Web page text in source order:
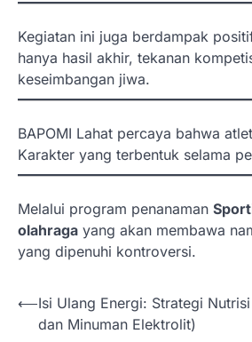
Kegiatan ini juga berdampak
hanya hasil akhir, tekanan
keseimbangan jiwa.
BAPOMI Lahat percaya bahwa
Karakter yang terbentuk selama
Melalui program penanaman
olahraga yang akan membawa
yang dipenuhi kontroversi.
N
⟵Isi Ulang Energi: Strategi
dan Minuman Elektrolit)